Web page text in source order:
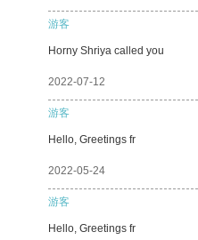
游客
Horny Shriya called you
2022-07-12
游客
Hello, Greetings fr
2022-05-24
游客
Hello, Greetings fr